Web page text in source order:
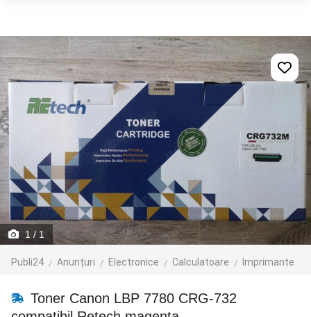
1 / 1
Publi24 Anunțuri Electronice Calculatoare Imprimante
Toner Canon LBP 7780 CRG-732